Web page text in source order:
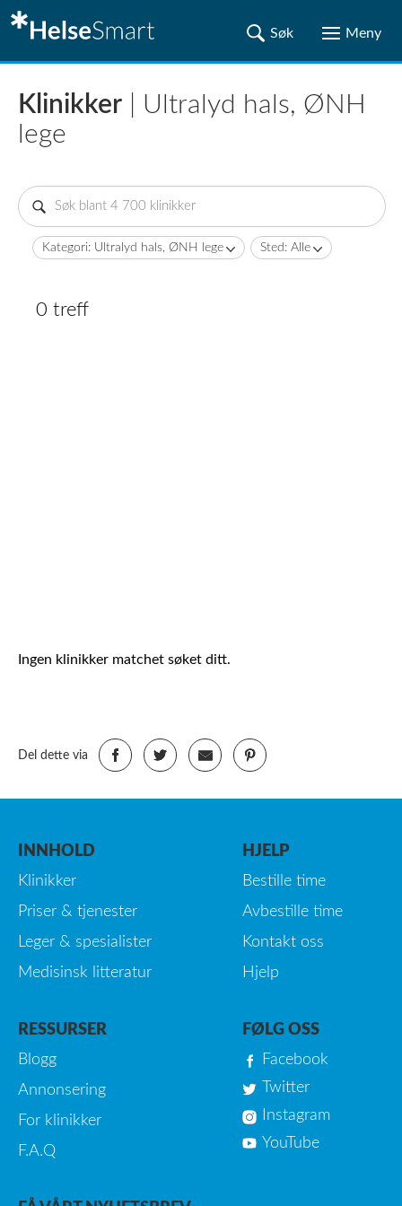
Klinikker | Ultralyd hals, ØNH
lege
Kategori: Ultralyd hals, ØNH lege Sted: Alle
0 treff
Ingen klinikker matchet søket ditt.
Del dette via
INNHOLD
Klinikker
Priser & tjenester
Leger & spesialister
Medisinsk litteratur
HJELP
Bestille time
Avbestille time
Kontakt oss
Hjelp
RESSURSER
Blogg
Annonsering
For klinikker
F.A.Q
FØLG OSS
Facebook
Twitter
Instagram
YouTube